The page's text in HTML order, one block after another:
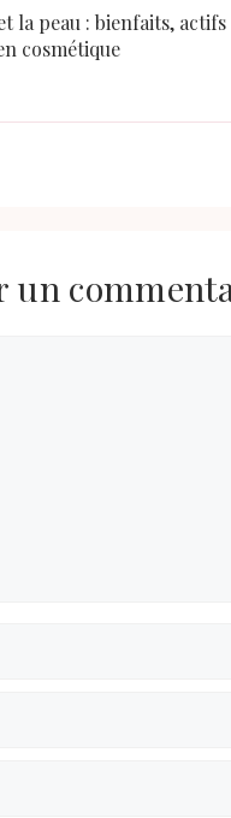
la peau : bienfaits, actifs
cosmétique
un